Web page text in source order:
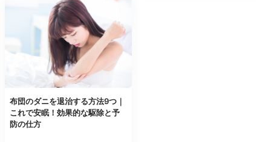
布団のダニを退治する方法9つ｜
これで安眠！効果的な駆除と予
防の仕方